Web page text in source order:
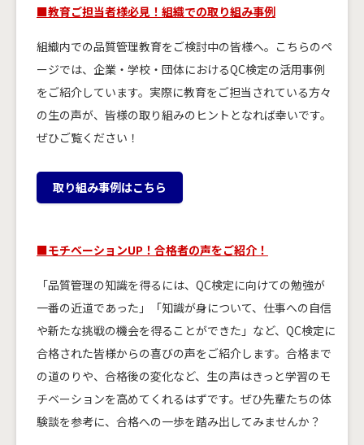
■教育ご担当者様必見！組織での取り組み事例
組織内での品質管理教育をご検討中の皆様へ。こちらのペ
ージでは、企業・学校・団体におけるQC検定の活用事例
をご紹介しています。実際に教育をご担当されている方々
の生の声が、皆様の取り組みのヒントとなれば幸いです。
ぜひご覧ください！
取り組み事例はこちら
■モチベーションUP！合格者の声をご紹介！
「品質管理の知識を得るには、QC検定に向けての勉強が
一番の近道であった」「知識が身について、仕事への自信
や新たな挑戦の機会を得ることができた」など、QC検定に
合格された皆様からの喜びの声をご紹介します。合格まで
の道のりや、合格後の変化など、生の声はきっと学習のモ
チベーションを高めてくれるはずです。ぜひ先輩たちの体
験談を参考に、合格への一歩を踏み出してみませんか？